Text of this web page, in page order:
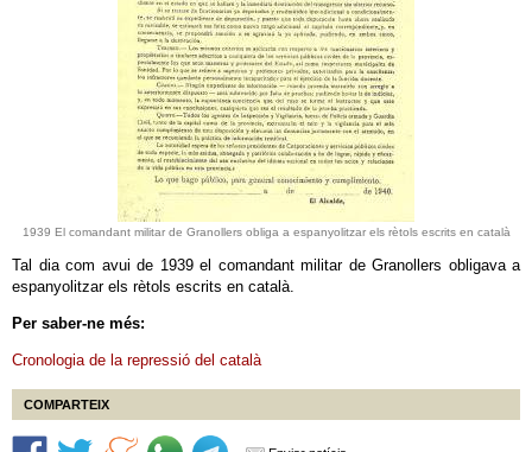
1939 El comandant militar de Granollers obliga a espanyolitzar els rètols escrits en català
Tal dia com avui de 1939 el comandant militar de Granollers obligava a
espanyolitzar els rètols escrits en català.
Per saber-ne més:
Cronologia de la repressió del català
COMPARTEIX